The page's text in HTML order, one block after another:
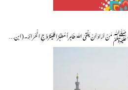
مَنْ اَرَادَ اَنْ یَلْقیٰ اللّٰہَ طَاہِراً مُطَہَّرًا فَلِیَتَزَوَّجِ الْحَرَائِرَ۔ (ابن…